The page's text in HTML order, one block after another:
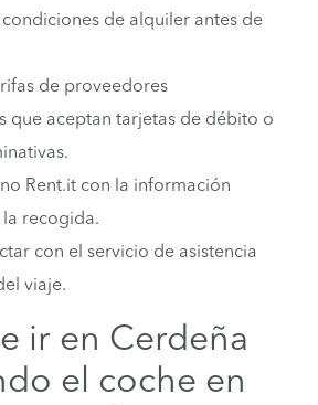
condiciones de alquiler antes de
de proveedores
que aceptan tarjetas de débito o
Rent.it con la información
la recogida.
con el servicio de asistencia
viaje.
ir en Cerdeña
el coche en